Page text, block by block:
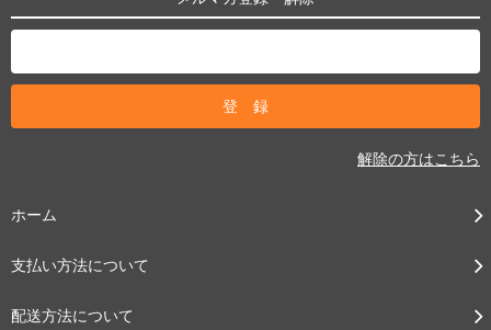
解除の方はこちら
ホーム
支払い方法について
配送方法について